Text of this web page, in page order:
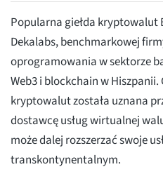
Popularna giełda kryptowalut
Dekalabs, benchmarkowej
oprogramowania w sektorze
Web3 i blockchain w Hiszpanii.
kryptowalut została uznana
dostawcę usług wirtualnej
może dalej rozszerzać swoje
transkontynentalnym.